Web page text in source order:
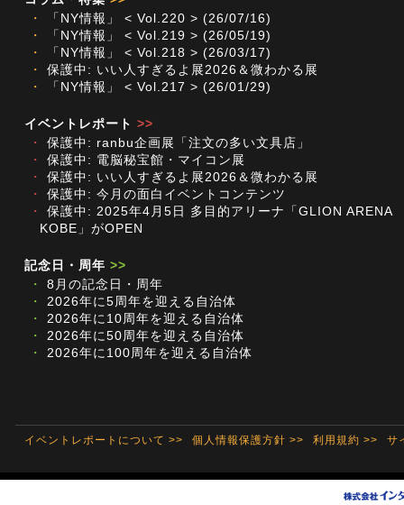
・
「NY情報」 < Vol.220 > (26/07/16)
・
「NY情報」 < Vol.219 > (26/05/19)
・
「NY情報」 < Vol.218 > (26/03/17)
・
保護中: いい人すぎるよ展2026＆微わかる展
・
「NY情報」 < Vol.217 > (26/01/29)
イベントレポート >>
・
保護中: ranbu企画展「注文の多い文具店」
・
保護中: 電脳秘宝館・マイコン展
・
保護中: いい人すぎるよ展2026＆微わかる展
・
保護中: 今月の面白イベントコンテンツ
・
保護中: 2025年4月5日 多目的アリーナ「GLION ARENA
KOBE」がOPEN
記念日・周年 >>
・
8月の記念日・周年
・
2026年に5周年を迎える自治体
・
2026年に10周年を迎える自治体
・
2026年に50周年を迎える自治体
・
2026年に100周年を迎える自治体
イベントレポートについて >> 個人情報保護方針 >> 利用規約 >> サ